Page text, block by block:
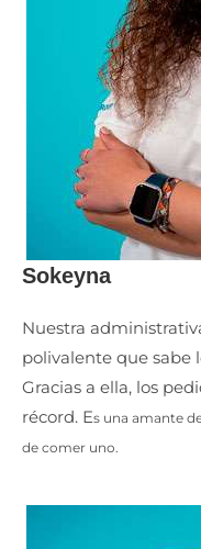
Sokeyna
Nuestra
polivalente que sabe
Gracias a ella, los
récord. Es una amante
de comer uno.